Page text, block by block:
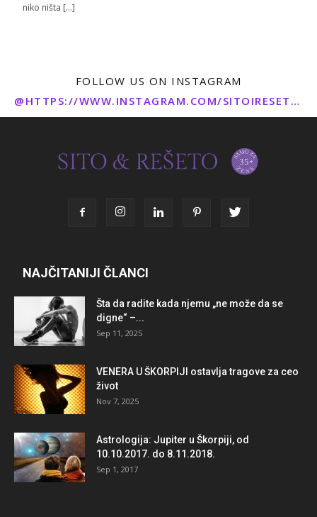
niko ništa […]
FOLLOW US ON INSTAGRAM
@HTTPS://WWW.INSTAGRAM.COM/SITOIRESETO/
NAJČITANIJI ČLANCI
Šta da radite kada njemu „ne može da se
digne“ –...
Sep 11, 2025
VENERA U ŠKORPIJI ostavlja tragove za ceo
život
Nov 7, 2025
Astrologija: Jupiter u Škorpiji, od
10.10.2017. do 8.11.2018.
Sep 1, 2017